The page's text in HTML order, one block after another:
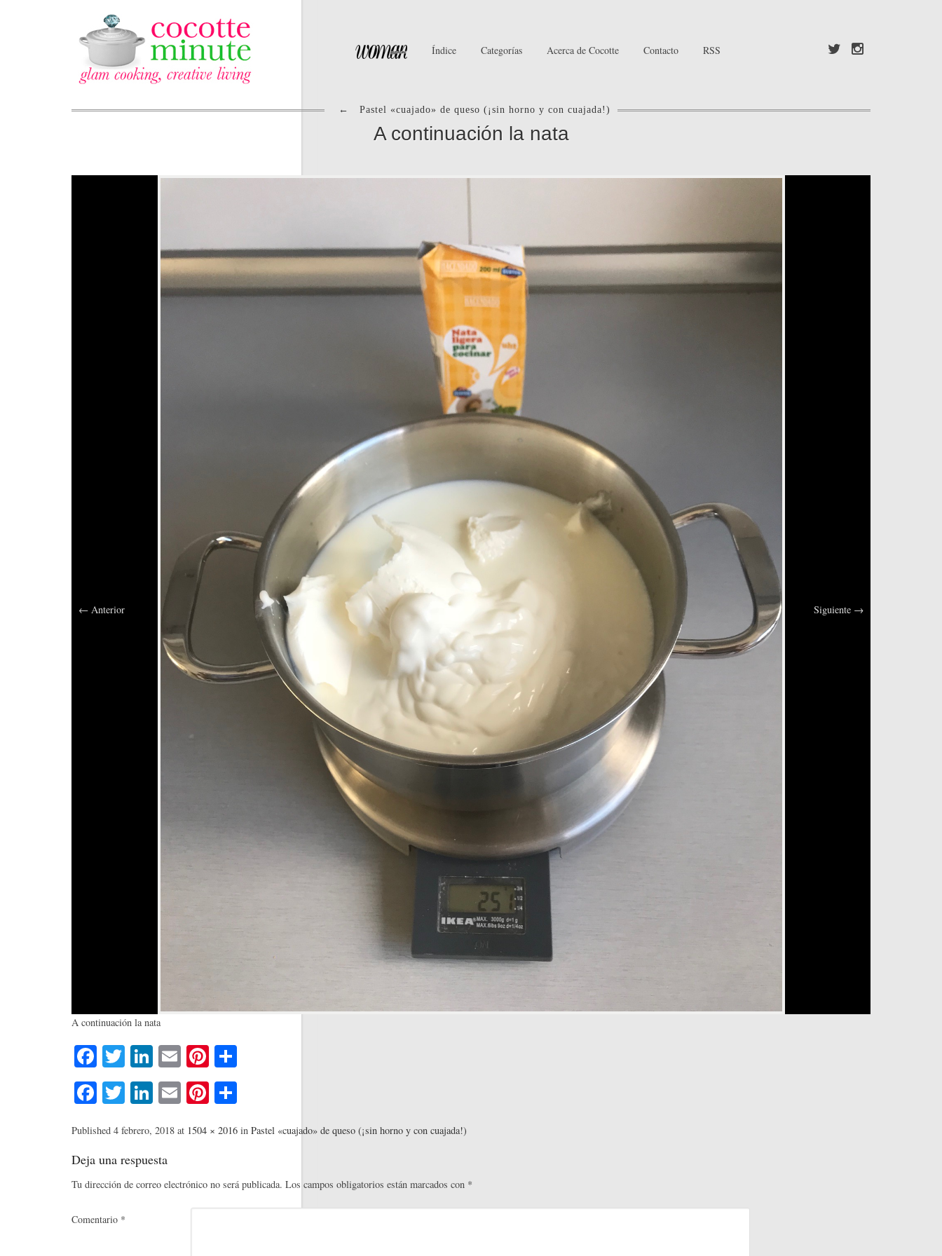
Índice Categorías Acerca de Cocotte Contacto RSS
← Pastel «cuajado» de queso (¡sin horno y con cuajada!)
A continuación la nata
← Anterior Siguiente →
A continuación la nata
Fa
ce
bo
ok
T
wi
tte
r
Li
nk
ed
In
E
m
ail
Pi
nt
er
es pa
Fa
bo
ok
T
tte
r
Li
ed
In
E
ail
Pi
er
t
m
rti
r
Published 4 febrero, 2018 at 1504 × 2016 in Pastel «cuajado» de queso (¡sin horno y con cuajada!)
Deja una respuesta
Tu dirección de correo electrónico no será publicada. Los campos obligatorios están marcados con *
Comentario *